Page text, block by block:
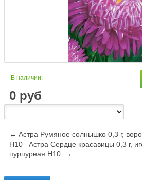
В наличии:
0 руб
← Астра Румяное солнышко 0,3 г,
Н10
Астра Сердце красавицы 0,3 г,
пурпурная Н10 →